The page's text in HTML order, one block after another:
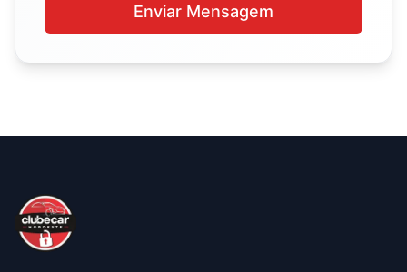
Enviar Mensagem